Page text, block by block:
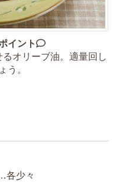
イント
オリーブ油。適量回し
う。
各少々